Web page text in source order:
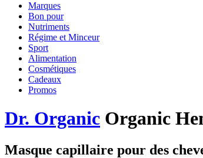
Marques
Bon pour
Nutriments
Régime et Minceur
Sport
Alimentation
Cosmétiques
Cadeaux
Promos
Dr. Organic Organic
Masque capillaire pour des